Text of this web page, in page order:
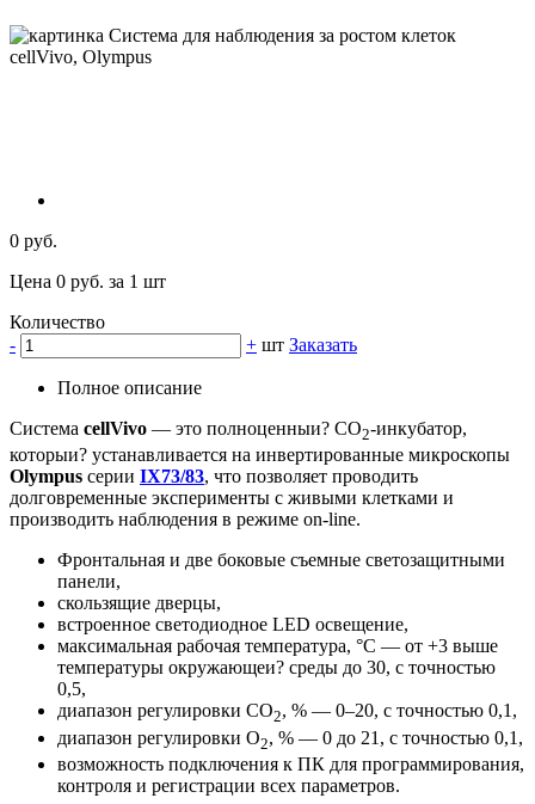
0 руб.
Цена 0 руб. за 1 шт
Количество
-
+ шт Заказать
Полное описание
Система cellVivo — это полноценныи? CО2-инкубатор,
которыи? устанавливается на инвертированные микроскопы
Olympus серии IX73/83, что позволяет проводить
долговременные эксперименты с живыми клетками и
производить наблюдения в режиме on-line.
Фронтальная и две боковые съемные светозащитными
панели,
скользящие дверцы,
встроенное светодиодное LED освещение,
максимальная рабочая температура, °С — от +3 выше
температуры окружающеи? среды до 30, с точностью
0,5,
диапазон регулировки CО2, % — 0–20, с точностью 0,1,
диапазон регулировки О2, % — 0 до 21, с точностью 0,1,
возможность подключения к ПК для программирования,
контроля и регистрации всех параметров.